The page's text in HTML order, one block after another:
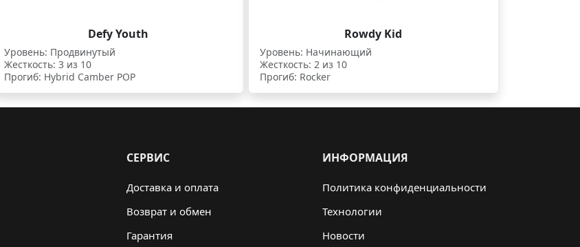
Defy Youth
Уровень: Продвинутый
Жесткость: 3 из 10
Прогиб: Hybrid Camber POP
Rowdy Kid
Уровень: Начинающий
Жесткость: 2 из 10
Прогиб: Rocker
СЕРВИС
Доставка и оплата
Возврат и обмен
Гарантия
ИНФОРМАЦИЯ
Политика конфиденциальности
Технологии
Новости